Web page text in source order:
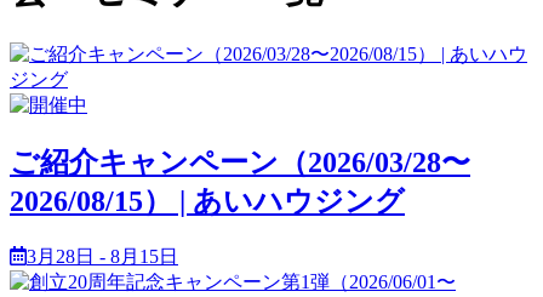
ご紹介キャンペーン（2026/03/28〜
2026/08/15） | あいハウジング
3月28日 - 8月15日